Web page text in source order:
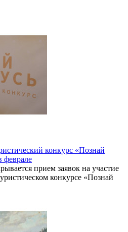
конкурс «Познай
феврале
прием заявок на участие
конкурсе «Познай